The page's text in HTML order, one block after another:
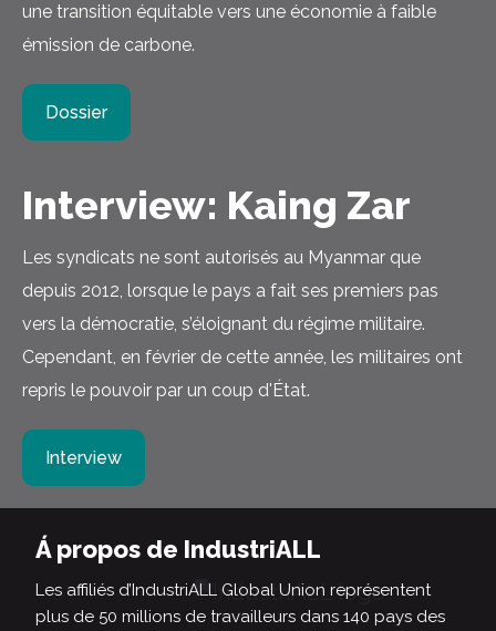
une transition équitable vers une économie à faible
émission de carbone.
Dossier
Interview: Kaing Zar
Les syndicats ne sont autorisés au Myanmar que
depuis 2012, lorsque le pays a fait ses premiers pas
vers la démocratie, s’éloignant du régime militaire.
Cependant, en février de cette année, les militaires ont
repris le pouvoir par un coup d'État.
Interview
Á propos de IndustriALL
Les affiliés d’IndustriALL Global Union représentent
plus de 50 millions de travailleurs dans 140 pays des